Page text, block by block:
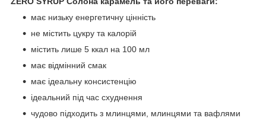
має низьку енергетичну цінність
не містить цукру та калорій
містить лише 5 ккал на 100 мл
має відмінний смак
має ідеальну консистенцію
ідеальний під час схуднення
чудово підходить з млинцями, млинцями та вафлями